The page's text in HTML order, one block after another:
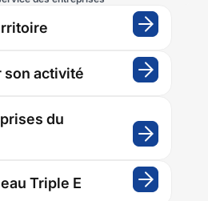
:
sur
son activité
:
et
activité
du
:
Le
réseau
Triple E
: